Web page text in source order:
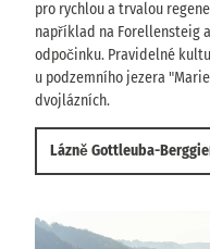
pro rychlou a trvalou
například na Forellensteig
odpočinku. Pravidelné
u podzemního jezera
dvojlázních.
Lázně Gottleuba-